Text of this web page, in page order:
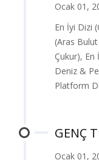
Ocak 01,
En İyi Dizi
(Aras
Çukur), En
Deniz &
Platform
GENÇ
Ocak 01,